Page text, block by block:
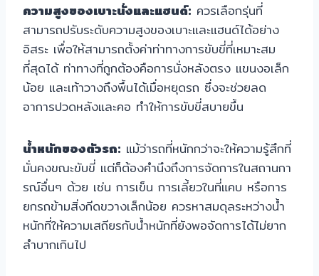
ความสูงของเบาะนั่งและแฮนด์: ควรเลือกรุ่นที่
สามารถปรับระดับความสูงของเบาะและแฮนด์ได้อย่าง
อิสระ เพื่อให้สามารถตั้งค่าท่าทางการขับขี่ที่เหมาะสม
ที่สุดได้ ท่าทางที่ถูกต้องคือการนั่งหลังตรง แขนงอเล็ก
น้อย และเท้าวางถึงพื้นได้เมื่อหยุดรถ ซึ่งจะช่วยลด
อาการปวดหลังและคอ ทำให้การขับขี่สบายขึ้น
น้ำหนักของตัวรถ: แม้ว่ารถที่หนักกว่าจะให้ความรู้สึกที่
มั่นคงขณะขับขี่ แต่ก็ต้องคำนึงถึงการจัดการในสถานกา
รณ์อื่นๆ ด้วย เช่น การเข็น การเลี้ยวในที่แคบ หรือการ
ยกรถข้ามสิ่งกีดขวางเล็กน้อย ควรหาสมดุลระหว่างน้ำ
หนักที่ให้ความเสถียรกับน้ำหนักที่ยังพอจัดการได้ไม่ยาก
ลำบากเกินไป